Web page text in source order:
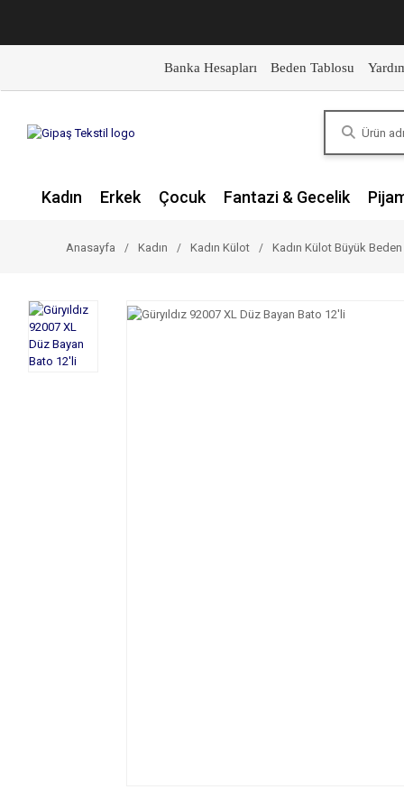
Banka Hesapları Beden Tablosu
Kadın Erkek Çocuk Fantazi & Gecelik
Anasayfa Kadın Kadın Külot Kadın Külot Büyük Beden